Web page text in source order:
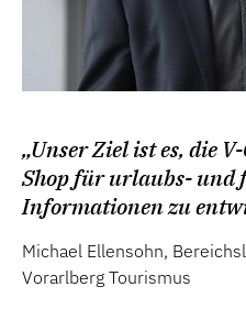
„Unser Ziel ist es, die
Shop für urlaubs- und
Informationen zu
Michael Ellensohn,
Vorarlberg Tourismus